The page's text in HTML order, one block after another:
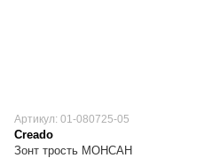
Артикул: 01-080725-05
Creado
Зонт трость МОНСАН